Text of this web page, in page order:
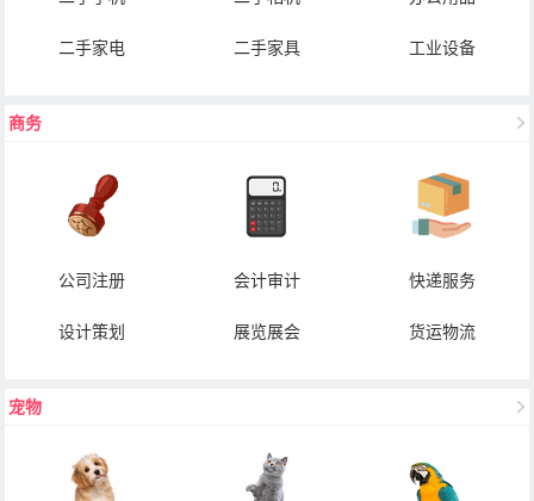
二手家电 二手家具 工业设备
商务
公司注册 会计审计 快递服务
设计策划 展览展会 货运物流
宠物